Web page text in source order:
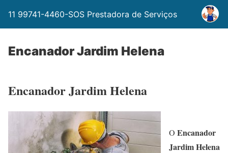
11 99741-4460-SOS Prestadora de Serviços
Encanador Jardim Helena
Encanador Jardim Helena
O Encanador
Jardim Helena